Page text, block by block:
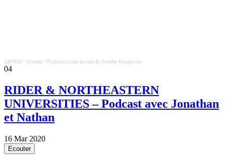
CEFAM · Temple - Podcast Lara Barski Et Amélie Rougeron
04
RIDER & NORTHEASTERN
UNIVERSITIES – Podcast avec Jonathan
et Nathan
16 Mar 2020
Ecouter